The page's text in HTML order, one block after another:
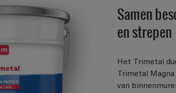
Samen
en strepen
Het Trimetal
Trimetal
van